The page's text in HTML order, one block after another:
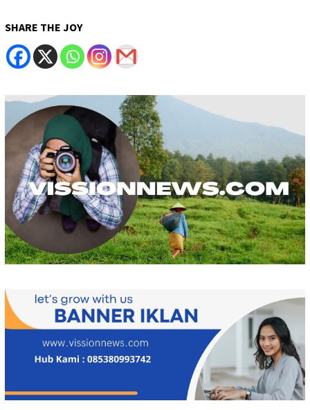
SHARE THE JOY